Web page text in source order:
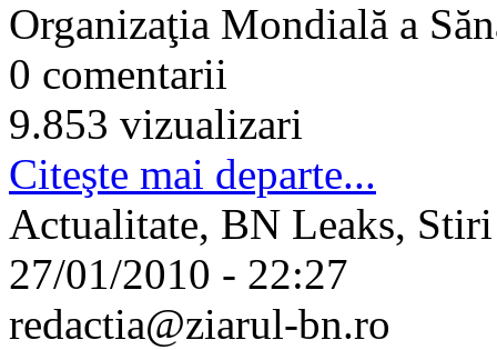
Organizaţia Mondială a
0 comentarii
9.853 vizualizari
Citeşte mai departe...
Actualitate, BN Leaks, Stiri
27/01/2010 - 22:27
redactia@ziarul-bn.ro